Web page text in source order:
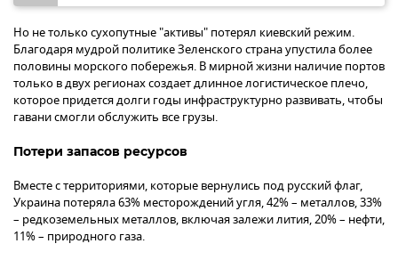
Но не только сухопутные "активы" потерял киевский режим.
Благодаря мудрой политике Зеленского страна упустила более
половины морского побережья. В мирной жизни наличие портов
только в двух регионах создает длинное логистическое плечо,
которое придется долги годы инфраструктурно развивать, чтобы
гавани смогли обслужить все грузы.
Потери запасов ресурсов
Вместе с территориями, которые вернулись под русский флаг,
Украина потеряла 63% месторождений угля, 42% – металлов, 33%
– редкоземельных металлов, включая залежи лития, 20% – нефти,
11% – природного газа.